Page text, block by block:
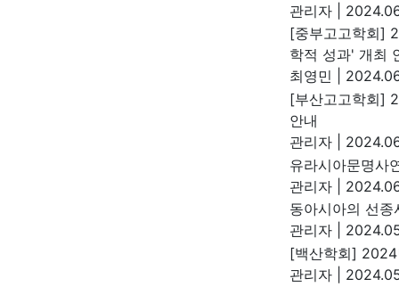
관리자
[중부고고학회]
학적 성과' 개최
최영민
[부산고고학회]
안내
관리자
유라시아문명사
관리자
동아시아의 선
관리자
[백산학회]
관리자